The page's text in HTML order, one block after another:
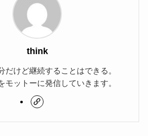
think
だけど継続することはできる。
モットーに発信していきます。